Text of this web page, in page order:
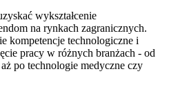
wykształcenie
na rynkach zagranicznych.
kompetencje technologiczne i
pracy w różnych branżach - od
po technologie medyczne czy